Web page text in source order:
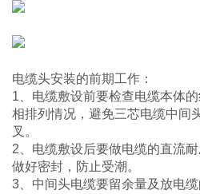
电缆头安装的前期工作：
1、电缆敷设前要检查电缆本体
相排列情况，避免三芯电缆中间
叉。
2、电缆敷设后要做电缆的直流
做好密封，防止受潮。
3、中间头电缆要留余量及放电缆